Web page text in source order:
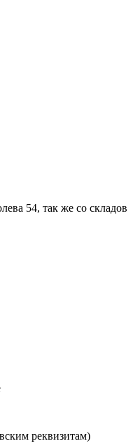
54, так же со складов
реквизитам)